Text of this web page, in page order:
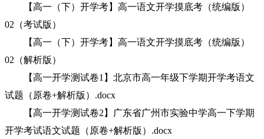
【高一（下）开学考】高一语文开学摸底考（统编版）
02（考试版）
【高一（下）开学考】高一语文开学摸底考（统编版）
02（解析版）
【高一开学测试卷1】北京市高一年级下学期开学考语文
试题（原卷+解析版）.docx
【高一开学测试卷2】广东省广州市实验中学高一下学期
开学考试语文试题（原卷+解析版）.docx